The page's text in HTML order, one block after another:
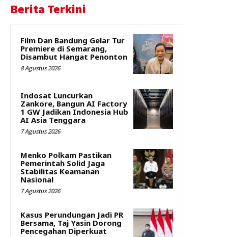
Berita Terkini
Film Dan Bandung Gelar Tur
Premiere di Semarang,
Disambut Hangat Penonton
8 Agustus 2026
Indosat Luncurkan
Zankore, Bangun AI Factory
1 GW Jadikan Indonesia Hub
AI Asia Tenggara
7 Agustus 2026
Menko Polkam Pastikan
Pemerintah Solid Jaga
Stabilitas Keamanan
Nasional
7 Agustus 2026
Kasus Perundungan Jadi PR
Bersama, Taj Yasin Dorong
Pencegahan Diperkuat